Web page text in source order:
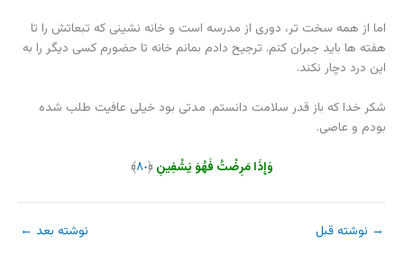
اما از همه سخت تر، دوری از مدرسه است و خانه نشینی که تبعاتش را تا
هفته ها باید جبران کنم. ترجیح دادم بمانم خانه تا حضورم کسی دیگر را به
این درد دچار نکند.
شکر خدا که باز قدر سلامت دانستم. مدتی بود خیلی عافیت طلب شده
بودم و عاصی.
وَإِذَا مَرِ‌ضْتُ فَهُوَ یَشْفِینِ ﴿٨٠﴾
→ نوشته قبل نوشته بعد ←